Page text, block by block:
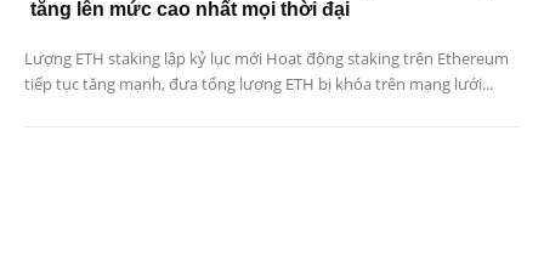
tăng lên mức cao nhất mọi thời đại
Lượng ETH staking lập kỷ lục mới Hoạt động staking trên Ethereum
tiếp tục tăng mạnh, đưa tổng lượng ETH bị khóa trên mạng lưới...